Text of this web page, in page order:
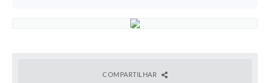
COMPARTILHAR